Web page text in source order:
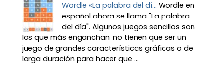
Wordle «La palabra del dí... Wordle en
español ahora se llama "La palabra
del día". Algunos juegos sencillos son
los que más enganchan, no tienen que ser un
juego de grandes características gráficas o de
larga duración para hacer que ...